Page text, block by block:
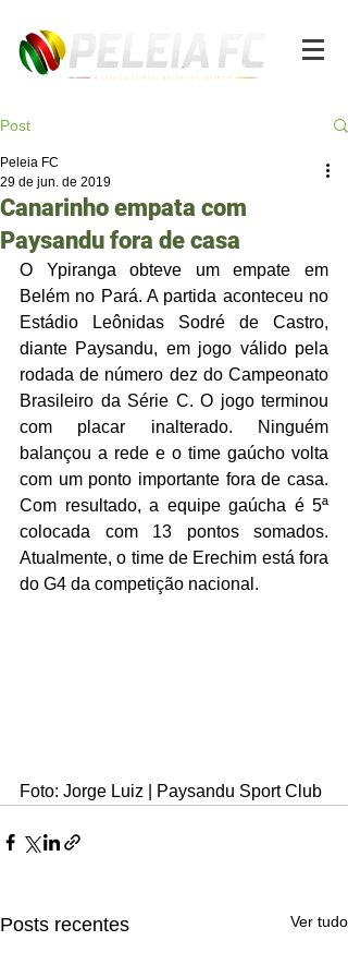
Post
Canarinho empata com
Paysandu fora de casa
Peleia FC
29 de jun. de 2019
O Ypiranga obteve um empate em
Belém no Pará. A partida aconteceu no
Estádio Leônidas Sodré de Castro,
diante Paysandu, em jogo válido pela
rodada de número dez do Campeonato
Brasileiro da Série C. O jogo terminou
com placar inalterado. Ninguém
balançou a rede e o time gaúcho volta
com um ponto importante fora de casa.
Com resultado, a equipe gaúcha é 5ª
colocada com 13 pontos somados.
Atualmente, o time de Erechim está fora
do G4 da competição nacional.
Foto: Jorge Luiz | Paysandu Sport Club
Posts recentes Ver tudo